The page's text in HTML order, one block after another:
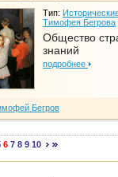
Тип:
Тимофея Бегрова
Общество
знаний
подробнее
Бегров
6 7 8 9 10